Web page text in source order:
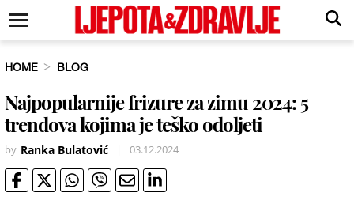
HOME BLOG
Najpopularnije frizure za zimu 2024: 5
trendova kojima je teško odoljeti
by Ranka Bulatović | 03.12.2024